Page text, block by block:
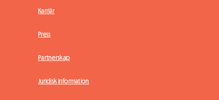
Karriär
Press
Partnerskap
Juridisk information